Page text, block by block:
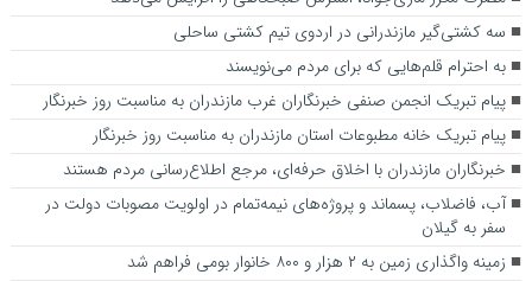
سه کشتی‌گیر مازندرانی در اردوی تیم کشتی ساحلی
به احترام قلم‌هایی که برای مردم می‌نویسند
پیام تبریک انجمن صنفی خبرنگاران غرب مازندران به مناسبت روز خبرنگار
پیام تبریک خانه مطبوعات استان مازندران به مناسبت روز خبرنگار
خبرنگاران مازندران با اخلاق حرفه‌ای، مرجع اطلاع‌رسانی مردم هستند
آب، فاضلاب، پسماند و پروژه‌های نیمه‌تمام در اولویت مصوبات دولت در
سفر به گیلان
زمینه واگذاری زمین به ۲ هزار و ۸۰۰ خانوار بومی فراهم شد